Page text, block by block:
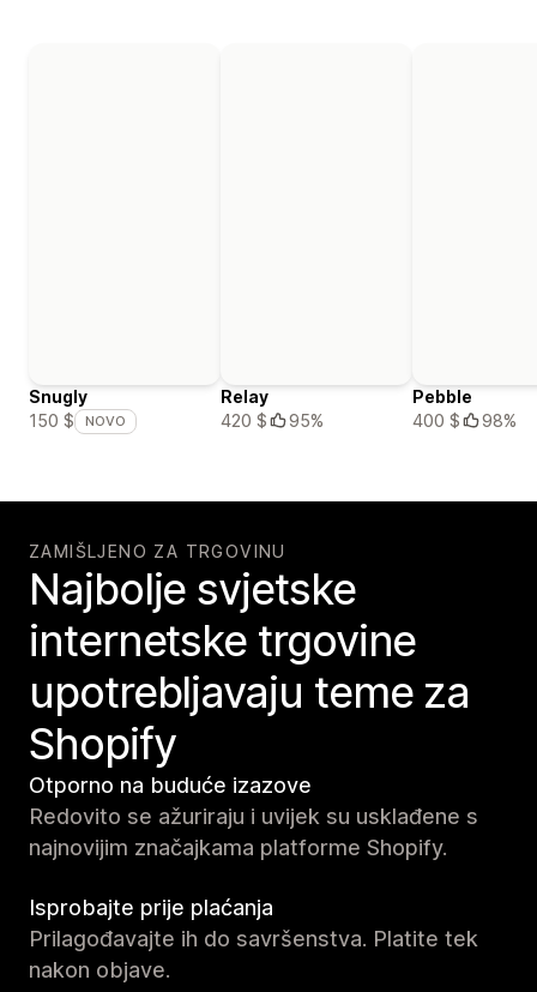
Snugly
150 $
NOVO
Relay
420 $
95%
Pebble
400 $
98%
ZAMIŠLJENO ZA TRGOVINU
Najbolje svjetske
internetske trgovine
upotrebljavaju teme za
Shopify
Otporno na buduće izazove
Redovito se ažuriraju i uvijek su usklađene s
najnovijim značajkama platforme Shopify.
Isprobajte prije plaćanja
Prilagođavajte ih do savršenstva. Platite tek
nakon objave.